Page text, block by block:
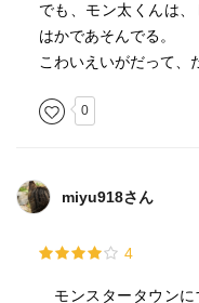
でも、モン太くんは
はかであそんでる。
こわいえいがだって、
0
miyu918さん
4
モンスタータウンに